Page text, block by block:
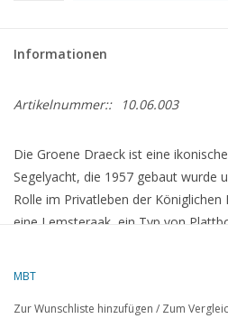
Informationen
Artikelnummer:: 10.06.003
Die Groene Draeck ist eine
Segelyacht, die 1957 gebaut wurde
Rolle im Privatleben der
eine Lemsteraak, ein Typ von
MBT
Zur Wunschliste hinzufügen / Zum